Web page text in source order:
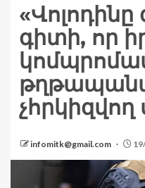
գիտի, որ
չհրկիզվող
infomitk@gmail.com